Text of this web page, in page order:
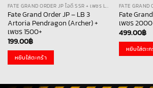
FATE GRAND ORDER JP ไอดี SSR + เพชร LB
Fate Grand Order JP – LB 3
Artoria Pendragon (Archer) +
เพชร 1500+
199.00฿
หยิบใส่ตะกร้า
Fate
เพชร
499.00฿
หยิบใส่ตะก